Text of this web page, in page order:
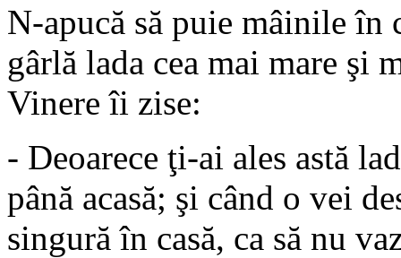
N-apucă să puie mâinile în
gârlă lada cea mai mare şi
Vinere îi zise:
- Deoarece ţi-ai ales astă
până acasă; şi când o vei
singură în casă, ca să nu